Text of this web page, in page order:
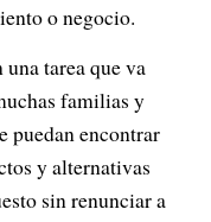
o negocio.
tarea que va
familias y
puedan encontrar
y alternativas
sin renunciar a